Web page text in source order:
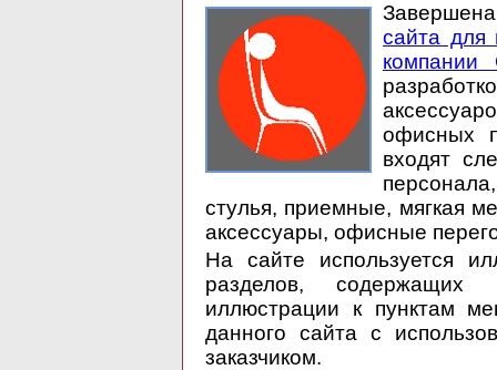
сайта для
компании
офисных
входят
стулья, приемные, мягкая
аксессуары, офисные
На сайте используется
разделов, содержащих
иллюстрации к пунктам
данного сайта с
заказчиком.